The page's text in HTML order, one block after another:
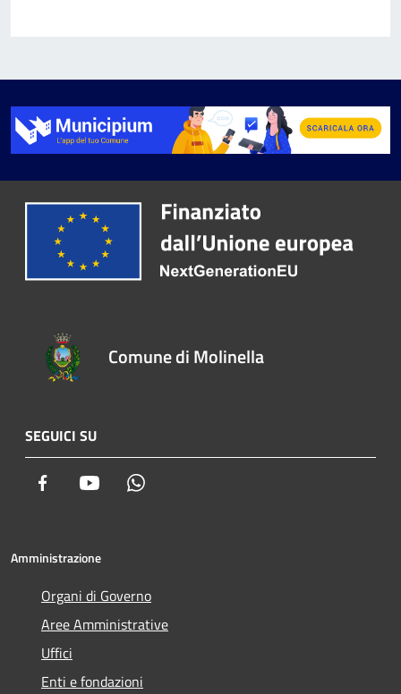
Comune di Molinella
SEGUICI SU
Facebook Youtube
Amministrazione
Organi di Governo
Aree Amministrative
Uffici
Enti e fondazioni